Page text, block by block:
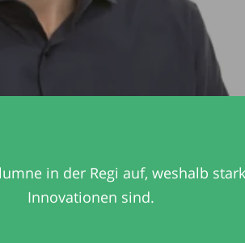
in der Regi auf, weshalb
Innovationen sind.